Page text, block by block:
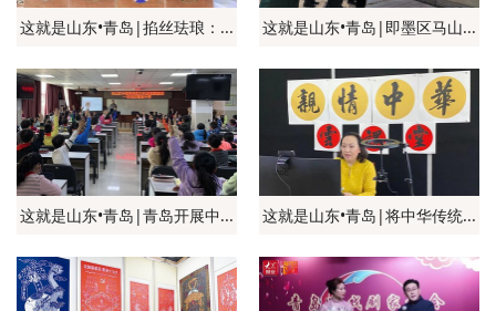
这就是山东•青岛|掐丝珐琅：... 这就是山东•青岛|即墨区马山...
这就是山东•青岛|青岛开展中... 这就是山东•青岛|将中华传统...